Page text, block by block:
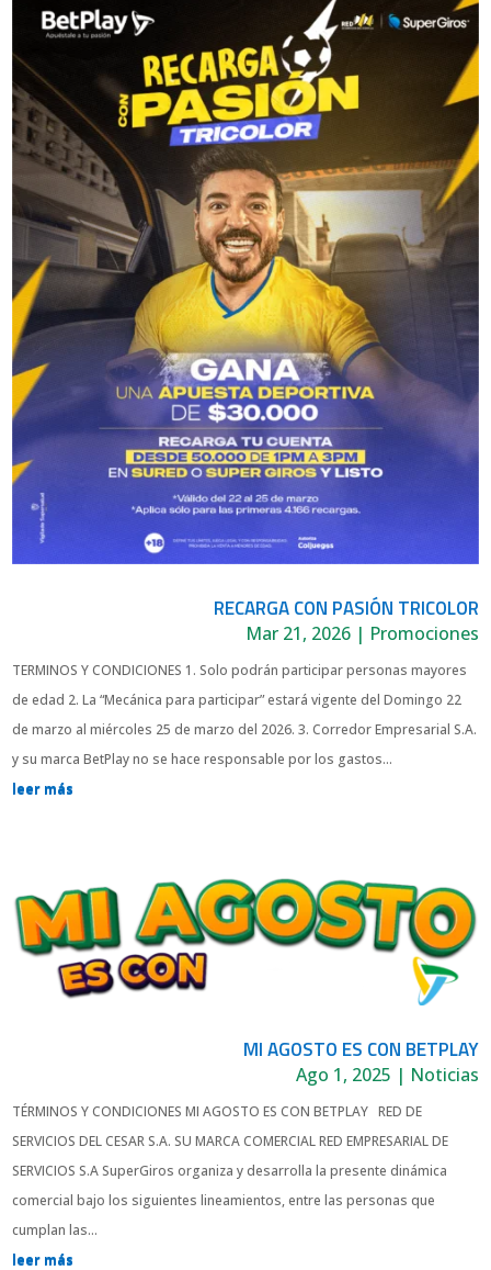
RECARGA CON PASIÓN TRICOLOR
Mar 21, 2026| Promociones
TERMINOS Y CONDICIONES 1. Solo podrán participar personas mayores
de edad 2. La “Mecánica para participar” estará vigente del Domingo 22
de marzo al miércoles 25 de marzo del 2026. 3. Corredor Empresarial S.A.
y su marca BetPlay no se hace responsable por los gastos...
leer más
MI AGOSTO ES CON BETPLAY
Ago 1, 2025 | Noticias
TÉRMINOS Y CONDICIONES MI AGOSTO ES CON BETPLAY RED DE
SERVICIOS DEL CESAR S.A. SU MARCA COMERCIAL RED EMPRESARIAL DE
SERVICIOS S.A SuperGiros organiza y desarrolla la presente dinámica
comercial bajo los siguientes lineamientos, entre las personas que
cumplan las...
leer más